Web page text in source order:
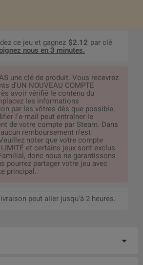
ce jeu et gagnez $2.12 par clé
nous en 3 minutes.
une clé de produit. Vous recevrez
d'UN NOUVEAU COMPTE
avoir vérifié le contenu du
les informations
par les vôtres dès que possible.
l'e-mail peut entraîner le
de votre compte par Steam. Dans
remboursement n'est
noter que votre compte
et certains jeux sont exclus
donc nous ne garantissons
pourrez partager votre jeu avec
principal.
peut aller jusqu'à 2 heures.